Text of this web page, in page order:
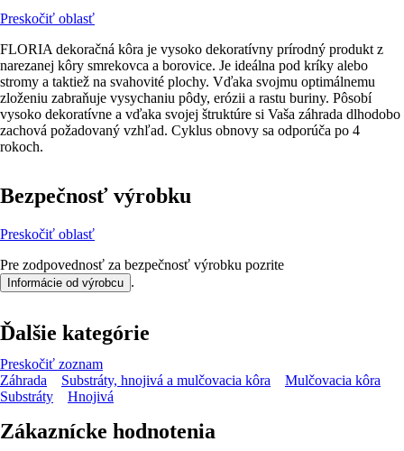
Preskočiť oblasť
FLORIA dekoračná kôra je vysoko dekoratívny prírodný produkt z
narezanej kôry smrekovca a borovice. Je ideálna pod kríky alebo
stromy a taktiež na svahovité plochy. Vďaka svojmu optimálnemu
zloženiu zabraňuje vysychaniu pôdy, erózii a rastu buriny. Pôsobí
vysoko dekoratívne a vďaka svojej štruktúre si Vaša záhrada dlhodobo
zachová požadovaný vzhľad. Cyklus obnovy sa odporúča po 4
rokoch.
Bezpečnosť výrobku
Preskočiť oblasť
Pre zodpovednosť za bezpečnosť výrobku pozrite
Informácie od výrobcu .
Ďalšie kategórie
Preskočiť zoznam
Záhrada
Substráty, hnojivá a mulčovacia kôra
Mulčovacia kôra
Substráty
Hnojivá
Zákaznícke hodnotenia